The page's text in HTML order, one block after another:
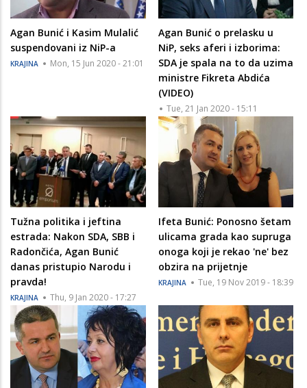
Agan Bunić i Kasim Mulalić
suspendovani iz NiP-a
KRAJINA Mon, 15 Jun 2020 - 21:01
Agan Bunić o prelasku u
NiP, seks aferi i izborima:
SDA je spala na to da uzima
ministre Fikreta Abdića
(VIDEO)
Tue, 21 Jan 2020 - 15:11
Tužna politika i jeftina
estrada: Nakon SDA, SBB i
Radončića, Agan Bunić
danas pristupio Narodu i
pravda!
KRAJINA Thu, 9 Jan 2020 - 17:27
Ifeta Bunić: Ponosno šetam
ulicama grada kao supruga
onoga koji je rekao 'ne' bez
obzira na prijetnje
KRAJINA Tue, 19 Nov 2019 - 18:39